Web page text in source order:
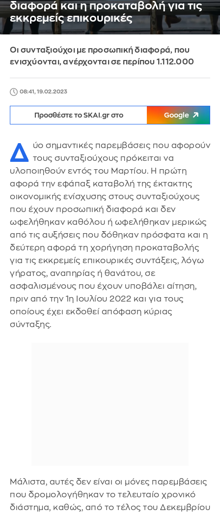
διαφορά και η προκαταβολή για τις
εκκρεμείς επικουρικές
Οι συνταξιούχοι με προσωπική διαφορά, που
ενισχύονται, ανέρχονται σε περίπου 1.112.000
08:41, 19.02.2023
Προσθέστε το SKAI.gr στο Google
Δ ύο σημαντικές παρεμβάσεις που αφορούν
τους συνταξιούχους πρόκειται να
υλοποιηθούν εντός του Μαρτίου. Η πρώτη
αφορά την εφάπαξ καταβολή της έκτακτης
οικονομικής ενίσχυσης στους συνταξιούχους
που έχουν προσωπική διαφορά και δεν
ωφελήθηκαν καθόλου ή ωφελήθηκαν μερικώς
από τις αυξήσεις που δόθηκαν πρόσφατα και η
δεύτερη αφορά τη χορήγηση προκαταβολής
για τις εκκρεμείς επικουρικές συντάξεις, λόγω
γήρατος, αναπηρίας ή θανάτου, σε
ασφαλισμένους που έχουν υποβάλει αίτηση,
πριν από την 1η Ιουλίου 2022 και για τους
οποίους έχει εκδοθεί απόφαση κύριας
σύνταξης.
Μάλιστα, αυτές δεν είναι οι μόνες παρεμβάσεις
που δρομολογήθηκαν το τελευταίο χρονικό
διάστημα, καθώς, από το τέλος του Δεκεμβρίου